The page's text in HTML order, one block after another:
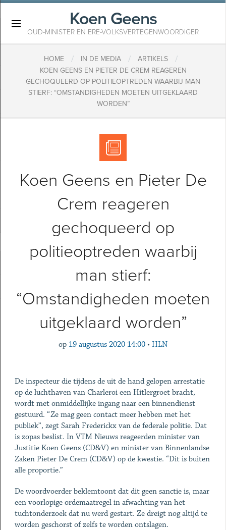
Koen Geens
OUD-MINISTER EN ERE-VOLKSVERTEGENWOORDIGER
HOME / IN DE MEDIA / ARTIKELS /
KOEN GEENS EN PIETER DE CREM REAGEREN
GECHOQUEERD OP POLITIEOPTREDEN WAARBIJ MAN
STIERF: “OMSTANDIGHEDEN MOETEN UITGEKLAARD
WORDEN”
Koen Geens en Pieter De
Crem reageren
gechoqueerd op
politieoptreden waarbij
man stierf:
“Omstandigheden moeten
uitgeklaard worden”
op 19 augustus 2020 14:00 • HLN
De inspecteur die tijdens de uit de hand gelopen arrestatie
op de luchthaven van Charleroi een Hitlergroet bracht,
wordt met onmiddellijke ingang naar een binnendienst
gestuurd. “Ze mag geen contact meer hebben met het
publiek”, zegt Sarah Frederickx van de federale politie. Dat
is zopas beslist. In VTM Nieuws reageerden minister van
Justitie Koen Geens (CD&V) en minister van Binnenlandse
Zaken Pieter De Crem (CD&V) op de kwestie. “Dit is buiten
alle proportie.”
De woordvoerder beklemtoont dat dit geen sanctie is, maar
een voorlopige ordemaatregel in afwachting van het
tuchtonderzoek dat nu werd gestart. Ze dreigt nog altijd te
worden geschorst of zelfs te worden ontslagen.